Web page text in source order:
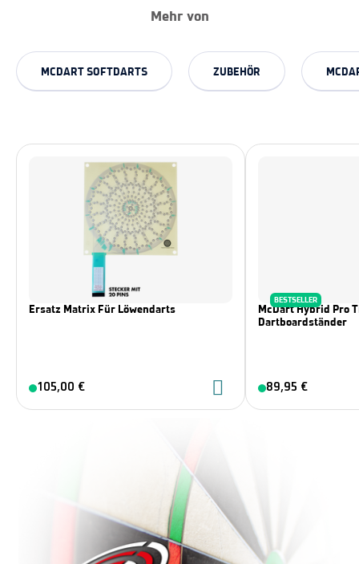
Mehr von
MCDART SOFTDARTS ZUBEHÖR
Ersatz Matrix Für Löwendarts
105,00 €
BESTSELLER
McDart Hybrid Pro
Dartboardständer
89,95 €